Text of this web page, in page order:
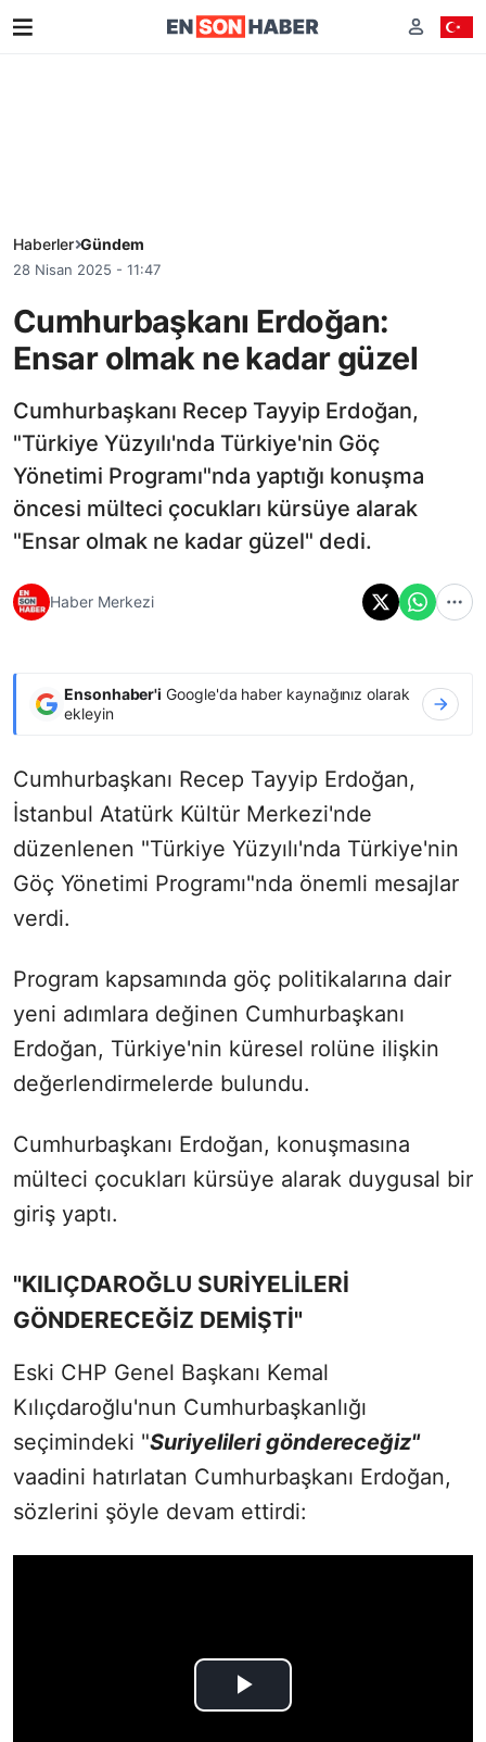
Haberler Gündem
28 Nisan 2025 - 11:47
Cumhurbaşkanı Erdoğan:
Ensar olmak ne kadar güzel
Cumhurbaşkanı Recep Tayyip Erdoğan,
"Türkiye Yüzyılı'nda Türkiye'nin Göç
Yönetimi Programı"nda yaptığı konuşma
öncesi mülteci çocukları kürsüye alarak
"Ensar olmak ne kadar güzel" dedi.
Haber Merkezi
Ensonhaber'i Google'da haber kaynağınız olarak
ekleyin
Cumhurbaşkanı Recep Tayyip Erdoğan,
İstanbul Atatürk Kültür Merkezi'nde
düzenlenen "Türkiye Yüzyılı'nda Türkiye'nin
Göç Yönetimi Programı"nda önemli mesajlar
verdi.
Program kapsamında göç politikalarına dair
yeni adımlara değinen Cumhurbaşkanı
Erdoğan, Türkiye'nin küresel rolüne ilişkin
değerlendirmelerde bulundu.
Cumhurbaşkanı Erdoğan, konuşmasına
mülteci çocukları kürsüye alarak duygusal bir
giriş yaptı.
"KILIÇDAROĞLU SURİYELİLERİ
GÖNDERECEĞİZ DEMİŞTİ"
Eski CHP Genel Başkanı Kemal
Kılıçdaroğlu'nun Cumhurbaşkanlığı
seçimindeki "Suriyelileri göndereceğiz"
vaadini hatırlatan Cumhurbaşkanı Erdoğan,
sözlerini şöyle devam ettirdi: